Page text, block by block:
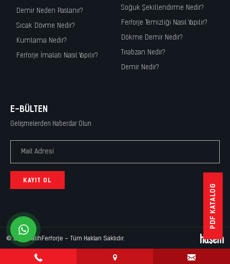
whatsapp
PDF KATALOG
Demir Neden Paslanır?
Sıcak Dövme Nedir?
Kumlama Nedir?
Ferforje İmalatı Nasıl Yapılır?
Soğuk Şekillendirme Nedir?
Ferforje Temizliği Nasıl Yapılır?
Dökme Demir Nedir?
Tırabzan Nedir?
Demir Nedir?
E-BÜLTEN
Gelişmelerden Haberdar Olun
KAYIT OL
© 2026 FatihFerforje - Tüm Hakları Saklıdır.